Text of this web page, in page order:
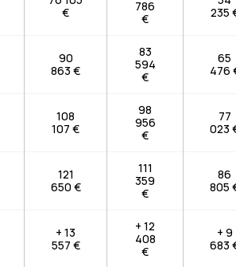
€
786
€
235
90
863 €
83
594
€
65
476
108
107 €
98
956
€
77
023
121
650 €
111
359
€
86
805
+ 13
557 €
+ 12
408
€
+ 9
683